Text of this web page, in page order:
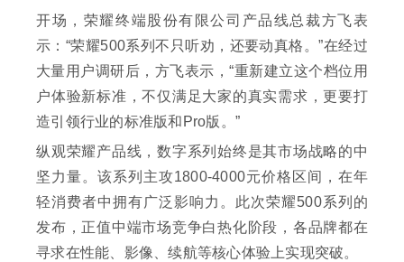
开场，荣耀终端股份有限公司产品线总裁方飞表
示：“荣耀500系列不只听劝，还要动真格。”在经过
大量用户调研后，方飞表示，“重新建立这个档位用
户体验新标准，不仅满足大家的真实需求，更要打
造引领行业的标准版和Pro版。”
纵观荣耀产品线，数字系列始终是其市场战略的中
坚力量。该系列主攻1800-4000元价格区间，在年
轻消费者中拥有广泛影响力。此次荣耀500系列的
发布，正值中端市场竞争白热化阶段，各品牌都在
寻求在性能、影像、续航等核心体验上实现突破。